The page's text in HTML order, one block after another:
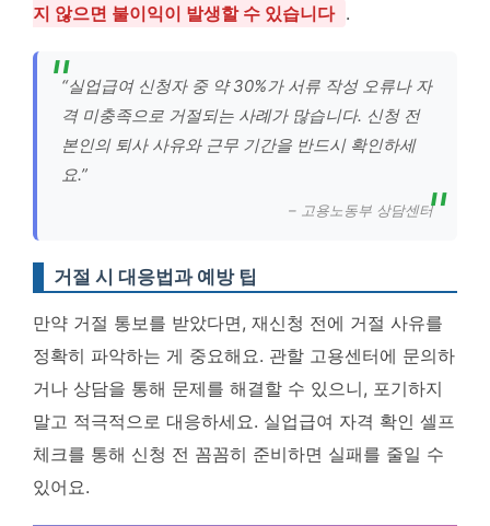
지 않으면 불이익이 발생할 수 있습니다 .
“실업급여 신청자 중 약 30%가 서류 작성 오류나 자
격 미충족으로 거절되는 사례가 많습니다. 신청 전
본인의 퇴사 사유와 근무 기간을 반드시 확인하세
요.”
– 고용노동부 상담센터
거절 시 대응법과 예방 팁
만약 거절 통보를 받았다면, 재신청 전에 거절 사유를
정확히 파악하는 게 중요해요. 관할 고용센터에 문의하
거나 상담을 통해 문제를 해결할 수 있으니, 포기하지
말고 적극적으로 대응하세요. 실업급여 자격 확인 셀프
체크를 통해 신청 전 꼼꼼히 준비하면 실패를 줄일 수
있어요.